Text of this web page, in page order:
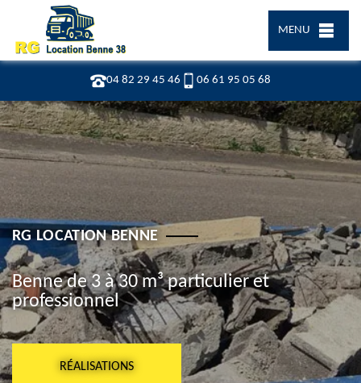
04 82 29 45 46 06 61 95 05 68
MENU
RG LOCATION BENNE
Benne de 3 à 30 m³ particulier et
professionnel
RÉALISATIONS